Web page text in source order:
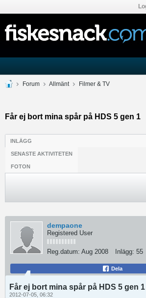
Forum Allmänt Filmer & TV
Får ej bort mina spår på HDS 5 gen 1
INLÄGG
SENASTE AKTIVITETEN
FOTON
dempaone
Registered User
Reg.datum: Aug 2008 Inlägg: 55
Dela
Får ej bort mina spår på HDS 5 gen 1
2012-07-05, 06:32